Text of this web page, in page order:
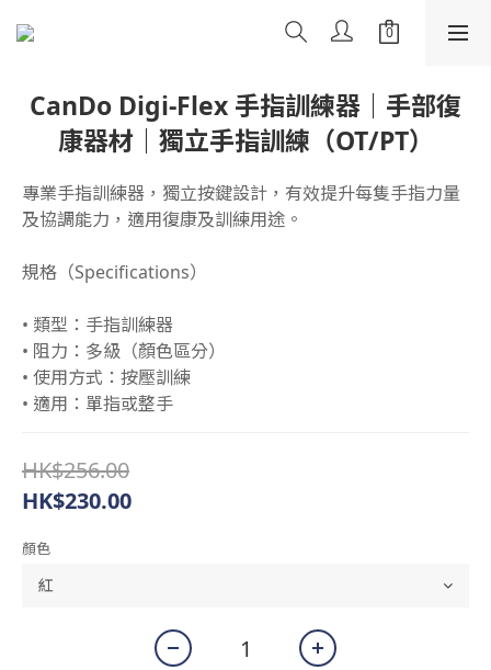
CanDo Digi-Flex 手指訓練器｜手部復
康器材｜獨立手指訓練（OT/PT）
專業手指訓練器，獨立按鍵設計，有效提升每隻手指力量
及協調能力，適用復康及訓練用途。
規格（Specifications）
• 類型：手指訓練器
• 阻力：多級（顏色區分）
• 使用方式：按壓訓練
• 適用：單指或整手
HK$256.00
HK$230.00
顏色